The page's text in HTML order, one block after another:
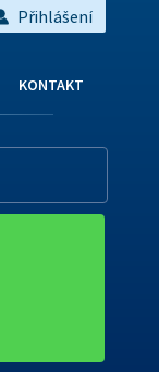
Přihlášení
KONTAKT